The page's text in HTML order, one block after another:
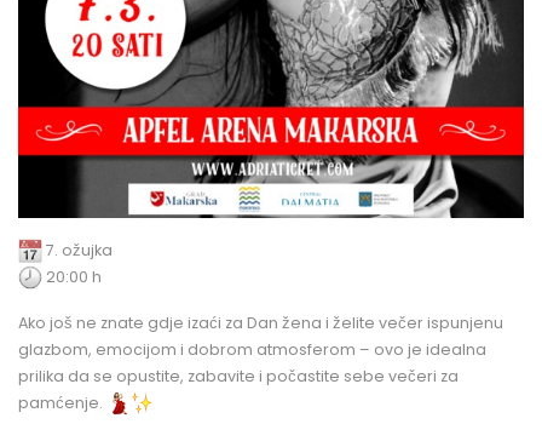
7. ožujka
20:00 h
Ako još ne znate gdje izaći za Dan žena i želite večer ispunjenu
glazbom, emocijom i dobrom atmosferom – ovo je idealna
prilika da se opustite, zabavite i počastite sebe večeri za
pamćenje.